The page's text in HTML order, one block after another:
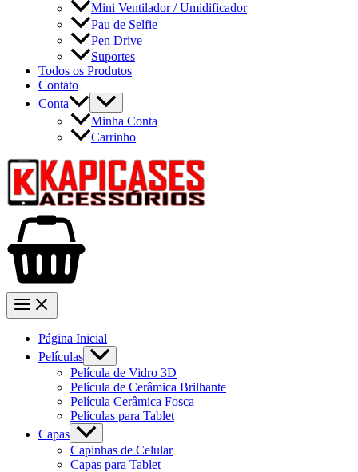
Mini Ventilador / Umidificador
Pau de Selfie
Pen Drive
Suportes
Todos os Produtos
Contato
Conta
Minha Conta
Carrinho
Página Inicial
Películas
Película de Vidro 3D
Película de Cerâmica Brilhante
Película Cerâmica Fosca
Películas para Tablet
Capas
Capinhas de Celular
Capas para Tablet